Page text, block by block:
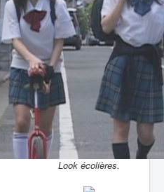
Look écolières.